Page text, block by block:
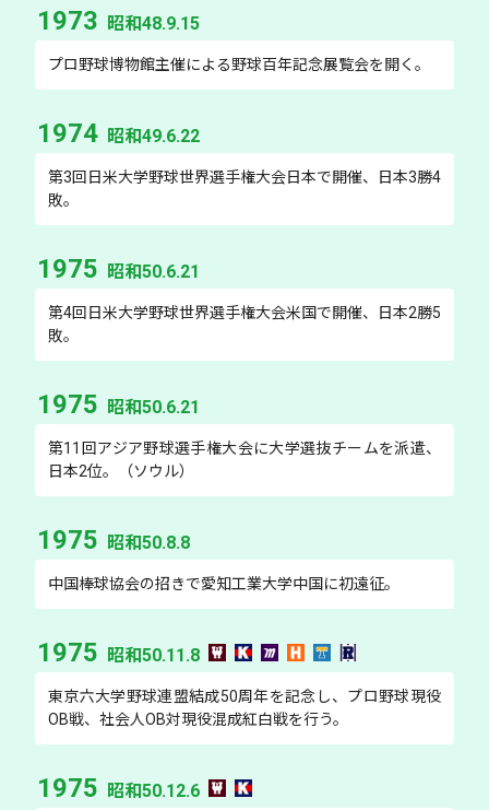
1973 昭和48.9.15
プロ野球博物館主催による野球百年記念展覧会を開く。
1974 昭和49.6.22
第3回日米大学野球世界選手権大会日本で開催、日本3勝4
敗。
1975 昭和50.6.21
第4回日米大学野球世界選手権大会米国で開催、日本2勝5
敗。
1975 昭和50.6.21
第11回アジア野球選手権大会に大学選抜チームを派遣、
日本2位。（ソウル）
1975 昭和50.8.8
中国棒球協会の招きで愛知工業大学中国に初遠征。
1975 昭和50.11.8
東京六大学野球連盟結成50周年を記念し、プロ野球現役
OB戦、社会人OB対現役混成紅白戦を行う。
1975 昭和50.12.6